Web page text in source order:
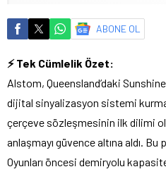
ABONE OL
⚡ Tek Cümlelik Özet:
Alstom, Queensland’daki
dijital sinyalizasyon sistemi
çerçeve sözleşmesinin ilk dilimi
anlaşmayı güvence altına aldı.
Oyunları öncesi demiryolu